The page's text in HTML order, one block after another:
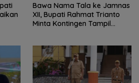
Bawa Nama Tala ke Jamnas
XII, Bupati Rahmat Trianto
Minta Kontingen Tampil